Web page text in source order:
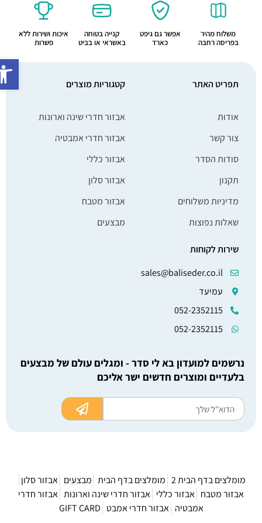
פתח
משלוח מהיר
בפריסה רחבה
אפשר גם גיפט
כארד
קנייה בטוחה
באשראי או בביט
איכות ושירות ללא
פשרות
תפריט האתר
אודות
צור קשר
סודות הסדר
תקנון
מדיניות משלוחים
שאלות נפוצות
קטגוריות מוצרים
אבזור חדרי שינה וארונות
אבזור חדרי אמבטיה
אבזור כללי
אבזור סלון
אבזור מטבח
מבצעים
שירות לקוחות
sales@baliseder.co.il
עמיעד
052-2352115
052-2352115
נרשמים למועדון בא לי סדר - ומגלים עולם של מבצעים
בלעדיים ומוצרים חדשים ישר אליכם
מומלצים בדף הבית 2 מומלצים בדף הבית מבצעים
אבזור סלון
אבזור מטבח
אבזור כללי אבזור חדרי שינה וארונות
אבזור חדרי
אמבטיה
אבזור חדרי אמבט GIFT CARD